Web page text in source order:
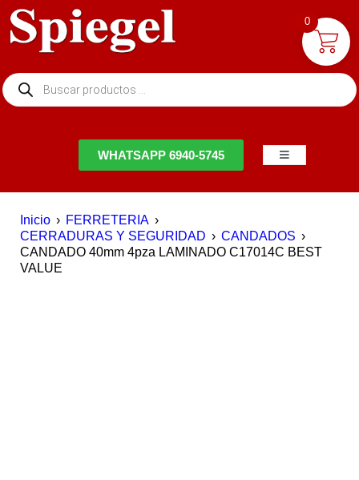
WHATSAPP 6940-5745
Inicio › FERRETERIA ›
CERRADURAS Y SEGURIDAD › CANDADOS ›
CANDADO 40mm 4pza LAMINADO C17014C BEST
VALUE
0